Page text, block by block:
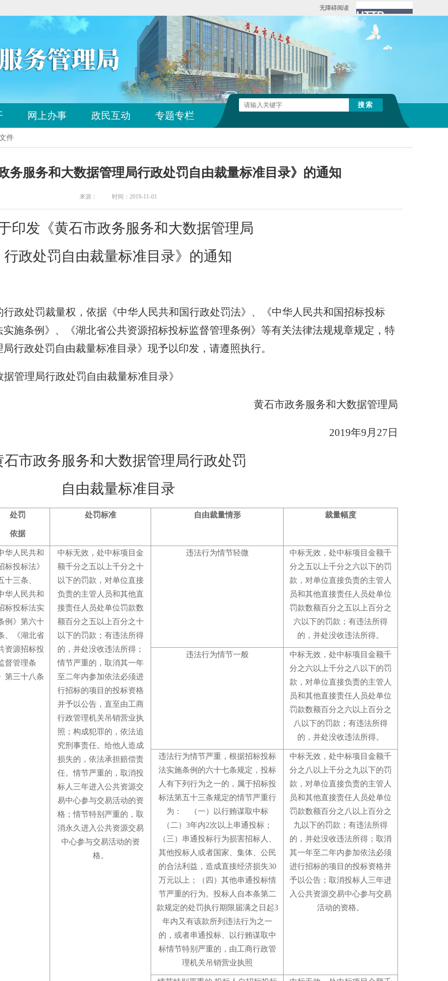
无障碍阅读
网上办事 政民互动 专题专栏
离
站
导
航
件
务服务和大数据管理局行政处罚自由裁量标准目录》的通知
来源： 时间：2019-11-01
印发《黄石市政务服务和大数据管理局
行政处罚自由裁量标准目录》的通知
政处罚裁量权，依据《中华人民共和国行政处罚法》、《中华人民共和国招标投标
施条例》、《湖北省公共资源招标投标监督管理条例》等有关法律法规规章规定，特
行政处罚自由裁量标准目录》现予以印发，请遵照执行。
管理局行政处罚自由裁量标准目录》
黄石市政务服务和大数据管理局
2019年9月 27 日
石市政务服务和大数据管理局行政处罚
自由裁量标准目录
处罚
依据
处罚标准 自由裁量情形 裁量幅度
华人民共和
标投标法》
十三条、
华人民共和
标投标法实
例》第六十
、《湖北省
资源招标投
督管理条
第三十八条
中标无效，处中标项目金
额千分之五以上千分之十
以下的罚款，对单位直接
负责的主管人员和其他直
接责任人员处单位罚款数
额百分之五以上百分之十
以下的罚款 ； 有违法所得
的，并处没收违法所得；
情节严重的，取消其一年
至二年内参加依法必须进
行招标的项目的投标资格
并予以公告，直至由工商
行政管理机关吊销营业执
照 ； 构成犯罪的，依法追
究刑事责任。 给他人造成
损失的，依法承担赔偿责
任。情节严重的，取消投
标人三年进入公共资源交
易中心参与交易活动的资
格 ；情节特别严重的，取
消永久进入公共资源交易
中心参与交易活动的资
格。
违法行为情节轻微
中标无效，处中标项目金额千
分之五以上千分之六以下的罚
款，对单位直接负责的主管人
员和其他直接责任人员处单位
罚款数额百分之五以上百分之
六以下的罚款 ； 有违法所得
的，并处没收违法所得。
违法行为情节一般
中标无效，处中标项目金额千
分之六以上千分之八以下的罚
款，对单位直接负责的主管人
员和其他直接责任人员处单位
罚款数额百分之六以上百分之
八以下的罚款 ； 有违法所得
的，并处没收违法所得。
违法行为情节严重，根据招标投标
法实施条例的六十七条规定，投标
人有下列行为之一的，属于招标投
标法第五十三条规定的情节严重行
为： （一）以行贿谋取中标
（二）3年内2次以上串通投标；
（三）串通投标行为损害招标人、
其他投标人或者国家、集体、公民
的合法利益，造成直接经济损失30
万元以上 ；
（四）其他串通投标情
节严重的行为。 投标人自本条第二
款规定的处罚执行期限届满之日起3
年内又有该款所列违法行为之一
的，或者串通投标、以行贿谋取中
标情节特别严重的，由工商行政管
理机关吊销营业执照
中标无效，处中标项目金额千
分之八以上千分之九以下的罚
款，对单位直接负责的主管人
员和其他直接责任人员处单位
罚款数额百分之八以上百分之
九以下的罚款 ； 有违法所得
的，并处没收违法所得 ； 取消
其一年至二年内参加依法必须
进行招标的项目的投标资格并
予以公告 ； 取消投标人三年进
入公共资源交易中心参与交易
活动的资格。